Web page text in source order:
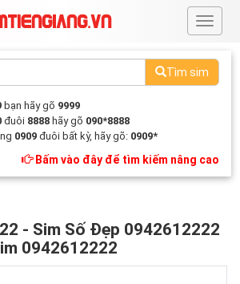
#
Tìm sim
bạn hãy gõ 9999
đuôi 8888 hãy gõ 090*8888
0909 đuôi bất kỳ, hãy gõ: 0909*
Bấm vào đây để tìm kiếm nâng cao
- Sim Số Đẹp 0942612222
0942612222